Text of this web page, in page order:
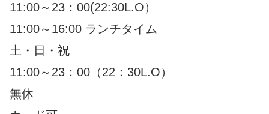
11:00～23：00(22:30L.O）
11:00～16:00 ランチタイム
土・日・祝
11:00～23：00（22：30L.O）
無休